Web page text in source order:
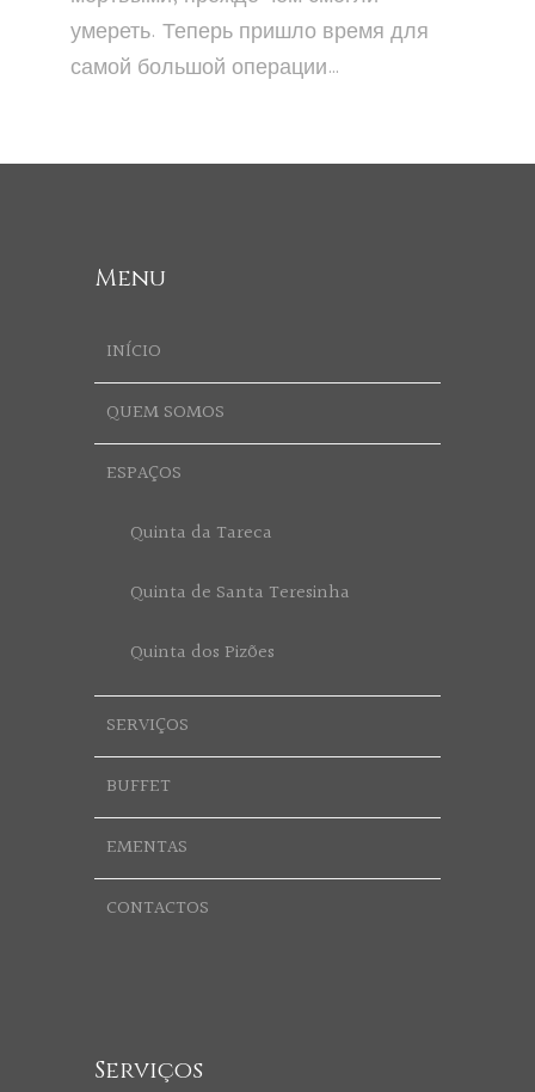
умереть. Теперь пришло время для
самой большой операции…
Menu
INÍCIO
QUEM SOMOS
ESPAÇOS
Quinta da Tareca
Quinta de Santa Teresinha
Quinta dos Pizões
SERVIÇOS
BUFFET
EMENTAS
CONTACTOS
Serviços